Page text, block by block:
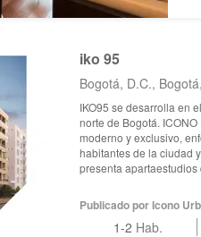
iko 95
Bogotá, D.C.,
IKO95 se desarrolla en
norte de Bogotá. ICONO URBANO ha diseñado un edificio residencial
moderno y exclusivo,
habitantes de la ciudad y nómadas
presenta
parqueaderos en sótano.
Publicado por Icono
1-2 Hab.